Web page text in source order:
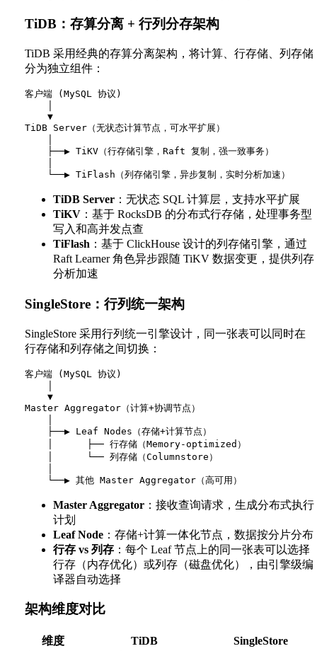
TiDB：存算分离 + 行列分存架构
TiDB 采用经典的存算分离架构，将计算、行存储、列存储
分为独立组件：
客户端 (MySQL 协议)
    ▼
TiDB Server（无状态计算节点，可水平扩展）
    ├──▶ TiKV（行存储引擎，Raft 复制，强一致事务）
TiDB Server ：无状态 SQL 计算层，支持水平扩展
TiKV ：基于 RocksDB 的分布式行存储，处理事务型
写入和高并发点查
TiFlash ：基于 ClickHouse 设计的列存储引擎，通过
Raft Learner 角色异步跟随 TiKV 数据变更，提供列存
分析加速
SingleStore：行列统一架构
SingleStore 采用行列统一引擎设计，同一张表可以同时在
行存储和列存储之间切换：
客户端 (MySQL 协议)
    ▼
Master Aggregator（计算+协调节点）
    ├──▶ Leaf Nodes（存储+计算节点）
    │      ├── 行存储（Memory-optimized）
    │      └── 列存储（Columnstore）
Master Aggregator ：接收查询请求，生成分布式执行
计划
Leaf Node ：存储+计算一体化节点，数据按分片分布
行存 vs 列存 ：每个 Leaf 节点上的同一张表可以选择
行存（内存优化）或列存（磁盘优化），由引擎级编
译器自动选择
架构维度对比
维度 TiDB
SingleStore